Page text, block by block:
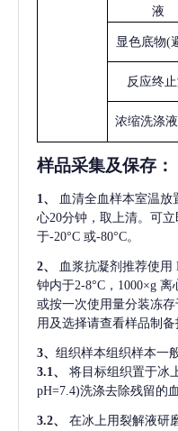
液
显色底物(
反应终
浓缩洗涤液
样品采集及保存 ：
1、 血清全血样本室温放
心20分钟，取上清。可
于-20°C 或-80°C。
2、 血浆抗凝剂推荐使用
钟内于2-8°C，1000×g
或按一次使用量分装冻存
用及选择请查看样品制备
3、 组织样本组织样本一
3.1、
将目标组织置于冰
pH=7.4)洗涤去除残留的
3.2、
在冰上用裂解液研